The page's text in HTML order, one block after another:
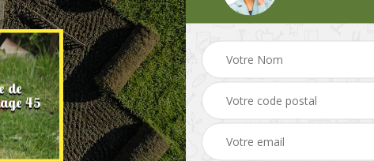
de
45
Entreprise de
jardinage 45
Pose et changement
grillage et clôture 45